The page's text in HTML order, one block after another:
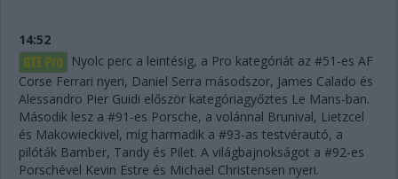
14:52
Nyolc perc a leintésig, a Pro kategóriát az #51-es AF
Corse Ferrari nyeri, Daniel Serra másodszor, James Calado és
Alessandro Pier Guidi először kategóriagyőztes Le Mans-ban.
Második lesz a #91-es Porsche, a volánnal Brunival, Lietzcel
és Makowieckivel, míg harmadik a #93-as testvérautó, a
pilóták Bamber, Tandy és Pilet. A világbajnokságot a #92-es
Porschével Kevin Estre és Michael Christensen nyeri.